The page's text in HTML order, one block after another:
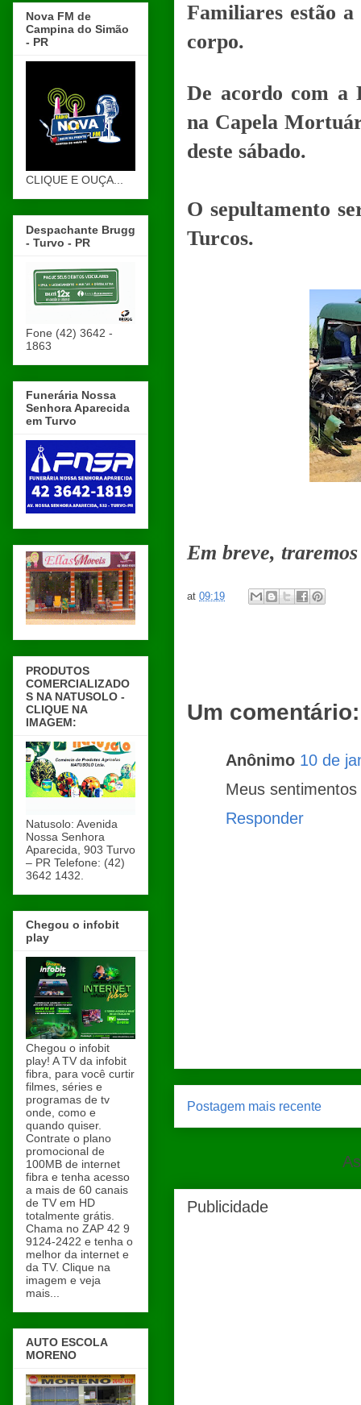
Familiares estão
corpo.
De acordo com a
na Capela
deste sábado.
O sepultamento
Turcos.
Em breve,
at 09:19
Um comentário:
Anônimo 10 de
Meus
Responder
Postagem mais recente
Publicidade
Nova FM de
Campina do Simão
- PR
CLIQUE E OUÇA...
Despachante Brugg
- Turvo - PR
Fone (42) 3642 -
1863
Funerária Nossa
Senhora Aparecida
em Turvo
PRODUTOS
COMERCIALIZADO
S NA NATUSOLO -
CLIQUE NA
IMAGEM:
Natusolo: Avenida
Nossa Senhora
Aparecida, 903 Turvo
– PR Telefone: (42)
3642 1432.
Chegou o infobit
play
Chegou o infobit
play! A TV da infobit
fibra, para você curtir
filmes, séries e
programas de tv
onde, como e
quando quiser.
Contrate o plano
promocional de
100MB de internet
fibra e tenha acesso
a mais de 60 canais
de TV em HD
totalmente grátis.
Chama no ZAP 42 9
9124-2422 e tenha o
melhor da internet e
da TV. Clique na
imagem e veja
mais...
AUTO ESCOLA
MORENO